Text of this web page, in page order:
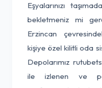
Eşyalarınızı
bekletmeniz mi
Erzincan
kişiye özel kilitli oda
Depolarımız
ile izlenen ve